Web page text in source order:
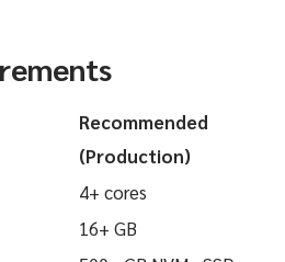
Recommended
(Production)
4+ cores
16+ GB